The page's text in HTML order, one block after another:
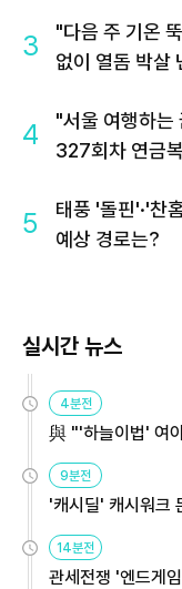
3
"다음 주 기온
없이 열돔 박살
4
"서울 여행하는
327회차 연금
5
태풍 '돌핀'·'찬
예상 경로는?
실시간 뉴스
4분전
與 "'하늘이법' 여
9분전
'캐시딜' 캐시워크
14분전
관세전쟁 '엔드게